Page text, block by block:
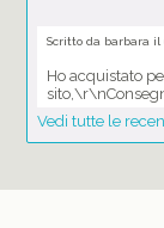
Scritto da barbara il
Ho acquistato
Vedi tutte le